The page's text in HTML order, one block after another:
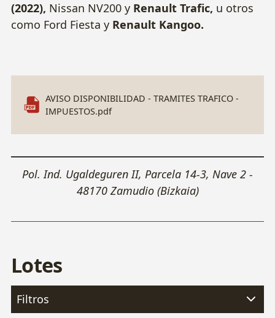
(2022), Nissan NV200 y Renault Trafic, u otros
como Ford Fiesta y Renault Kangoo.
AVISO DISPONIBILIDAD - TRAMITES TRAFICO -
IMPUESTOS.pdf
Cómo llegar
+
Pol. Ind. Ugaldeguren II, Parcela 14-3, Nave 2 -
48170 Zamudio (Bizkaia)
Lotes
Filtros